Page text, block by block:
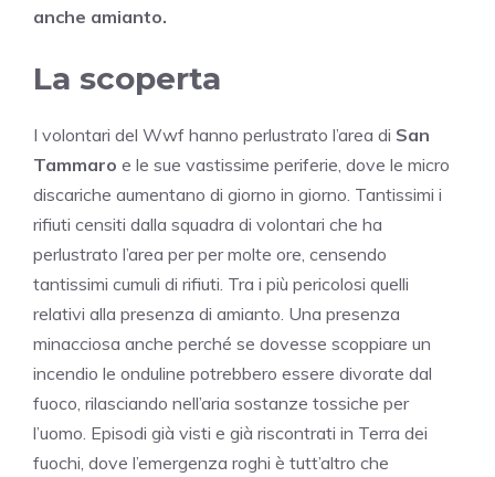
anche amianto.
La scoperta
I volontari del Wwf hanno perlustrato l’area di San
Tammaro e le sue vastissime periferie, dove le micro
discariche aumentano di giorno in giorno. Tantissimi i
rifiuti censiti dalla squadra di volontari che ha
perlustrato l’area per per molte ore, censendo
tantissimi cumuli di rifiuti. Tra i più pericolosi quelli
relativi alla presenza di amianto. Una presenza
minacciosa anche perché se dovesse scoppiare un
incendio le onduline potrebbero essere divorate dal
fuoco, rilasciando nell’aria sostanze tossiche per
l’uomo. Episodi già visti e già riscontrati in Terra dei
fuochi, dove l’emergenza roghi è tutt’altro che